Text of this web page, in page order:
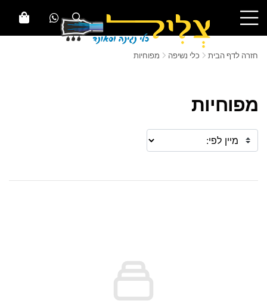
חזרה לדף הבית כלי נשיפה מפוחיות
מפוחיות